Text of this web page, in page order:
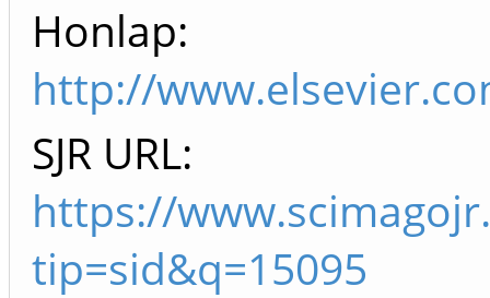
Honlap:
http://
SJR URL:
https://
tip=sid&q=15095